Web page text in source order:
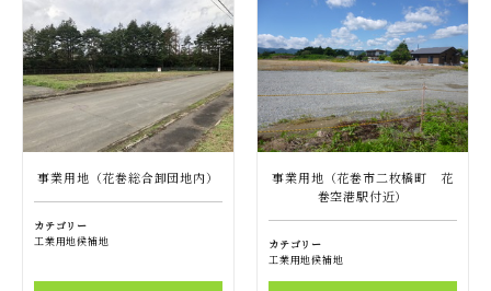
事業用地（花巻総合卸団地内）
カテゴリー
工業用地候補地
事業用地（花巻市二枚橋町 花
巻空港駅付近）
カテゴリー
工業用地候補地